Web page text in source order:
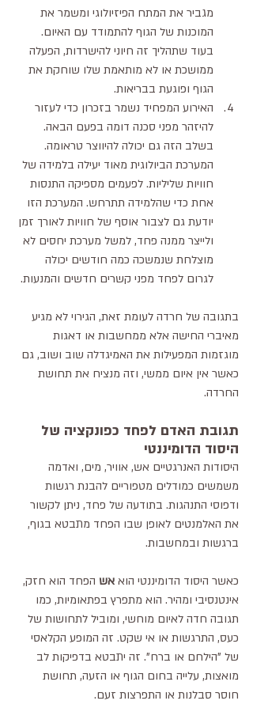
מגביר את המתח הפיזיולוגי ומשמר את
המוכנות של הגוף להתמודד עם האיום.
בעוד שתהליך זה חיוני להישרדות, הפעלה
ממושכת או לא מותאמת שלו שוחקת את
הגוף ופוגעת בבריאות.
האירוע המפחיד נשמר בזכרון כדי לעזור
להיזהר מפני סכנה דומה בפעם הבאה.
בשלב הזה גם יכולה להיווצר טראומה.
המערכת הביולוגית מאוד יעילה בלמידה של
חוויות שליליות. לפעמים מספיקה התנסות
אחת כדי שהלמידה תתרחש. המערכת הזו
יודעת גם לצבור אוסף של חוויות לאורך זמן
ולייצר ממנה פחד, למשל מערכת יחסים לא
מוצלחת שנמשכה כמה חודשים יכולה
לגרום לפחד מפני קשרים חדשים והמנעות.
בתגובה של חרדה לעומת זאת, הגירוי לא מגיע
מאיברי החישה אלא ממחשבות או דאגות
מוגזמות המפעילות את האמיגדלה שוב ושוב, גם
כאשר אין איום ממשי, וזה מנציח את תחושת
החרדה.
תגובת האדם לפחד כפונקציה של
היסוד הדומיננטי
היסודות האנרגטיים אש, אוויר, מים, ואדמה
משמשים כמודלים מטפוריים להבנת רגשות
ודפוסי התנהגות. בתודעה של פחד, ניתן לקשור
את האלמנטים לאופן שבו הפחד מתבטא בגוף,
ברגשות ובמחשבות.
כאשר היסוד הדומיננטי הוא אש הפחד הוא חזק,
אינטנסיבי ומהיר. הוא מתפרץ בפתאומיות, כמו
תגובה חדה לאיום מוחשי, ומוביל לתחושות של
כעס, התרגשות או אי שקט. זה המופע הקלאסי
של "הילחם או ברח". זה יתבטא בדפיקות לב
מואצות, עלייה בחום הגוף או הזעה, תחושת
חוסר סבלנות או התפרצות זעם.